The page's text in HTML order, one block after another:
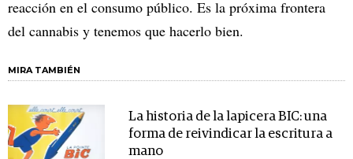
reacción en el consumo público. Es la próxima frontera
del cannabis y tenemos que hacerlo bien.
MIRA TAMBIÉN
La historia de la lapicera BIC: una
forma de reivindicar la escritura a
mano